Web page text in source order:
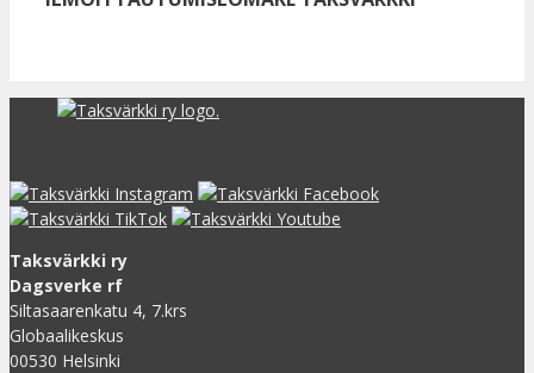
Taksvärkki ry
Dagsverke rf
Siltasaarenkatu 4, 7.krs
Globaalikeskus
00530 Helsinki